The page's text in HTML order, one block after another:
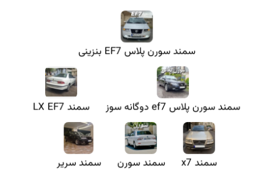
سمند سورن پلاس EF7 بنزینی
سمند سورن پلاس ef7 دوگانه سوز سمند LX EF7
سمند x7 سمند سورن سمند سریر